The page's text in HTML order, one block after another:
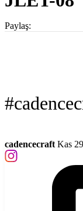
Paylaş:
cadencecraft Kas 29